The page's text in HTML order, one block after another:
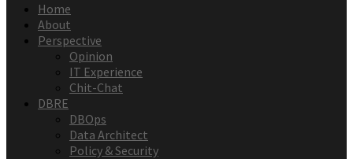
Home
About
Perspective
Opinion
IT Experience
Chit-Chat
DBRE
DBOps
Data Architect
Policy & Security